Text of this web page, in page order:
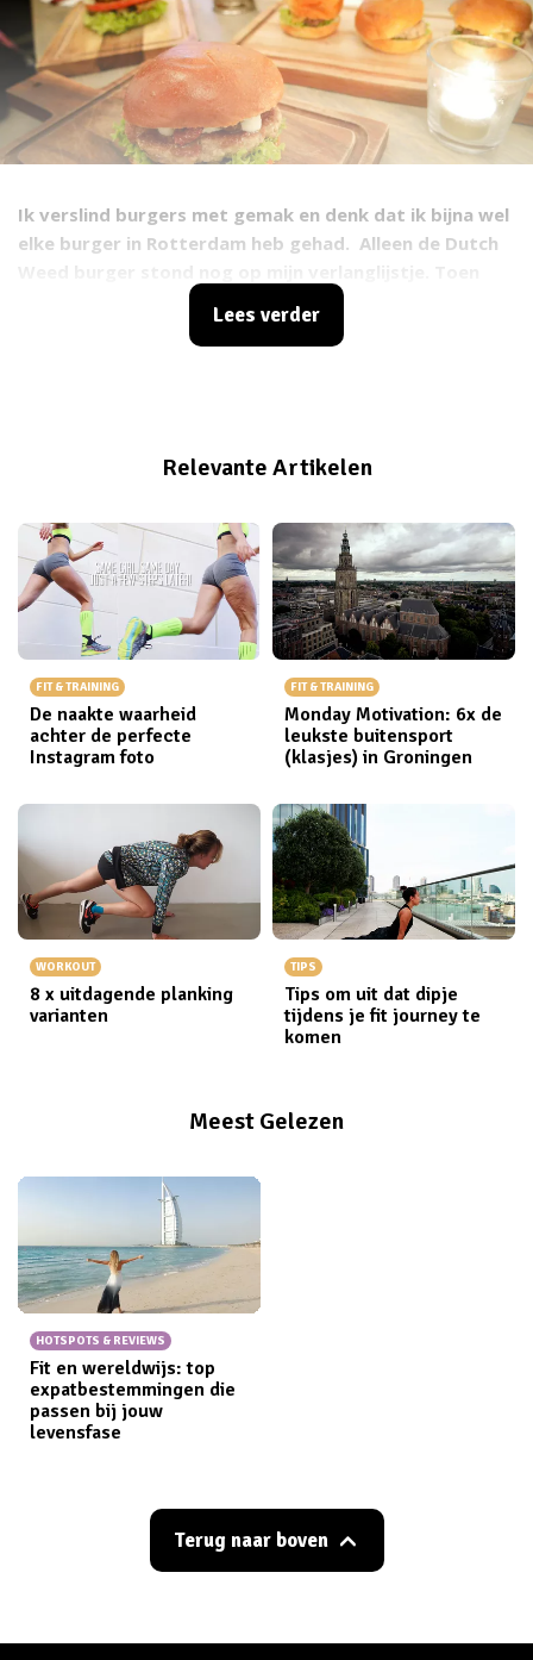
Ik verslind burgers met gemak en denk dat ik bijna wel
elke burger in Rotterdam heb gehad. Alleen de Dutch
de Burgerclub
deze op de kaart heeft
staan, kon mijn geluk niet op! Deze burgers moest en
Lees verder
Relevante Artikelen
FIT & TRAINING
De naakte waarheid
achter de perfecte
Instagram foto
FIT & TRAINING
Monday Motivation: 6x de
leukste buitensport
(klasjes) in Groningen
WORKOUT
8 x uitdagende planking
varianten
TIPS
Tips om uit dat dipje
tijdens je fit journey te
komen
Meest Gelezen
HOTSPOTS & REVIEWS
Fit en wereldwijs: top
expatbestemmingen die
passen bij jouw
levensfase
Terug naar boven